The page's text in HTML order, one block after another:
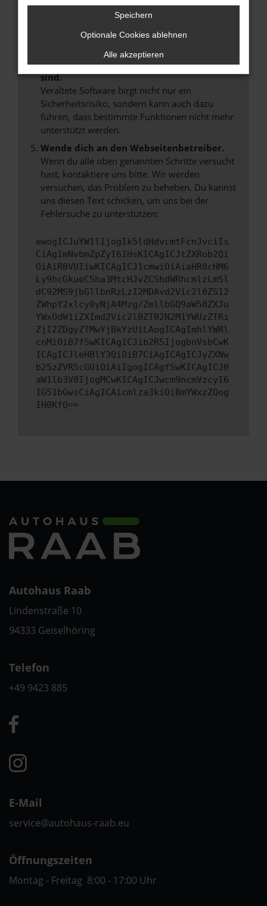
Starte dein Gerät neu.
Das kann manchmal helfen, vorübergehende
Probleme zu beheben.
Stelle sicher, dass dein Browser und dein
Betriebssystem auf dem neuesten Stand
sind.
Veraltete Software birgt nicht nur ein
Sicherheitsrisiko, sondern kann auch dazu
führen, dass bestimmte Funktionen nicht mehr
unterstützt werden.
Wende dich an den Webseitenbetreiber.
Wenn du alle oben genannten Schritte versucht
hast, kontaktiere uns bitte. Wir werden
versuchen, das Problem zu beheben. Du kannst
uns diesen Text schicken, um uns bei der
Fehlersuche zu unterstützen:
ewogICJuYW1lIjogIk5ldHdvcmtFcnJvciIs
CiAgImNvbmZpZyI6IHsKICAgICJtZXRob2Qi
OiAiR0VUIiwKICAgICJ1cmwiOiAiaHR0cHM6
Ly9hcGkueC5ha3MtcHJvZC5hdWRhcmlzLm5l
dC92MS9jbGllbnRzLzI2MDAvd2Vic2l0ZS12
ZWhpY2xlcy8yNjA4Mzg/ZmllbGQ9aW50ZXJu
YWxOdW1iZXImd2Vic2l0ZT02N2M1YWUzZTRi
ZjI2ZDgyZTMwYjBkYzUiLAogICAgImhlYWRl
cnMiOiB7fSwKICAgICJib2R5IjogbnVsbCwK
ICAgICJleHBlY3QiOiB7CiAgICAgICJyZXNw
b25zZVR5cGUiOiAiIgogICAgfSwKICAgICJ0
aW1lb3V0IjogMCwKICAgICJwcm9ncmVzcyI6
IG51bGwsCiAgICAicmlza3kiOiBmYWxzZQog
IH0KfQ==
Autohaus Raab
Lindenstraße 10
94333 Geiselhöring
Telefon
+49 9423 885
E-Mail
service@autohaus-raab.eu
Öffnungszeiten
Montag - Freitag 8:00 - 17:00 Uhr
Speichern
Optionale Cookies ablehnen
Alle akzeptieren